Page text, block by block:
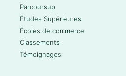
Parcoursup
Études Supérieures
Écoles de commerce
Classements
Témoignages